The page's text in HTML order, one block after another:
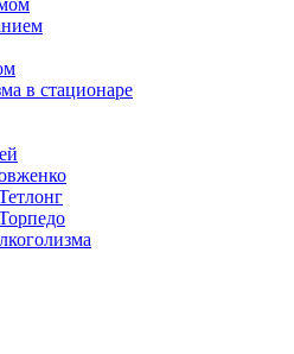
в стационаре